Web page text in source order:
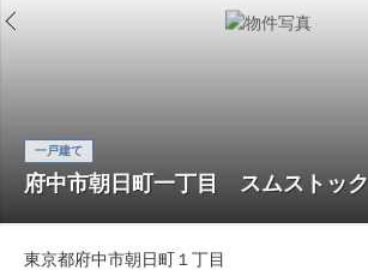
一戸建て
府中市朝日町一丁目 スムストック
東京都府中市朝日町１丁目